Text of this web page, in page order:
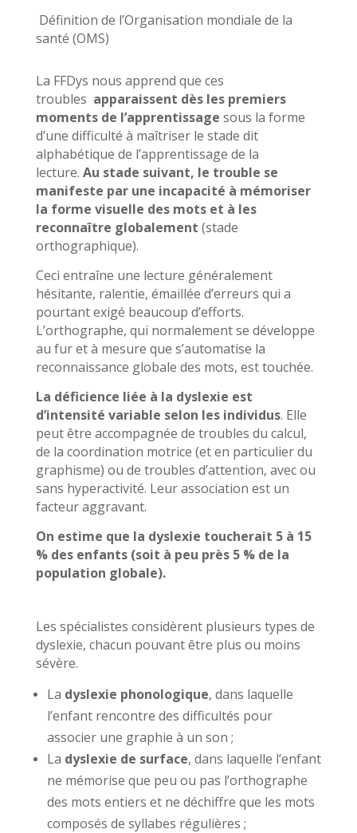
Définition de l’Organisation mondiale de la
santé (OMS)
La FFDys nous apprend que ces
troubles apparaissent dès les premiers
moments de l’apprentissage sous la forme
d’une difficulté à maîtriser le stade dit
alphabétique de l’apprentissage de la
lecture. Au stade suivant, le trouble se
manifeste par une incapacité à mémoriser
la forme visuelle des mots et à les
reconnaître globalement (stade
orthographique).
Ceci entraîne une lecture généralement
hésitante, ralentie, émaillée d’erreurs qui a
pourtant exigé beaucoup d’efforts.
L’orthographe, qui normalement se développe
au fur et à mesure que s’automatise la
reconnaissance globale des mots, est touchée.
La déficience liée à la dyslexie est
d’intensité variable selon les individus. Elle
peut être accompagnée de troubles du calcul,
de la coordination motrice (et en particulier du
graphisme) ou de troubles d’attention, avec ou
sans hyperactivité. Leur association est un
facteur aggravant.
On estime que la dyslexie toucherait 5 à 15
% des enfants (soit à peu près 5 % de la
population globale).
Les spécialistes considèrent plusieurs types de
dyslexie, chacun pouvant être plus ou moins
sévère.
La dyslexie phonologique, dans laquelle
l’enfant rencontre des difficultés pour
associer une graphie à un son ;
La dyslexie de surface, dans laquelle l’enfant
ne mémorise que peu ou pas l’orthographe
des mots entiers et ne déchiffre que les mots
composés de syllabes régulières ;